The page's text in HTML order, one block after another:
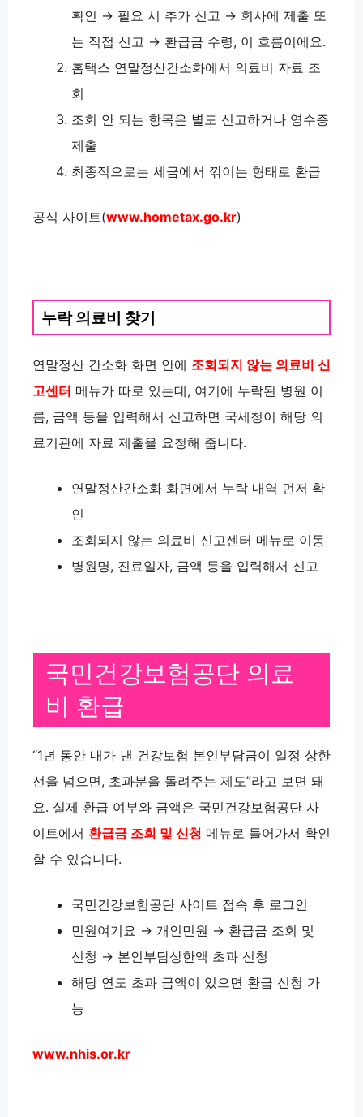
확인 → 필요 시 추가 신고 → 회사에 제출 또
는 직접 신고 → 환급금 수령, 이 흐름이에요.
홈택스 연말정산간소화에서 의료비 자료 조
회
조회 안 되는 항목은 별도 신고하거나 영수증
제출
최종적으로는 세금에서 깎이는 형태로 환급
공식 사이트(www.hometax.go.kr)
누락 의료비 찾기
연말정산 간소화 화면 안에 조회되지 않는 의료비 신
고센터 메뉴가 따로 있는데, 여기에 누락된 병원 이
름, 금액 등을 입력해서 신고하면 국세청이 해당 의
료기관에 자료 제출을 요청해 줍니다.
연말정산간소화 화면에서 누락 내역 먼저 확
인
조회되지 않는 의료비 신고센터 메뉴로 이동
병원명, 진료일자, 금액 등을 입력해서 신고
국민건강보험공단 의료
비 환급
“1년 동안 내가 낸 건강보험 본인부담금이 일정 상한
선을 넘으면, 초과분을 돌려주는 제도”라고 보면 돼
요. 실제 환급 여부와 금액은 국민건강보험공단 사
이트에서 환급금 조회 및 신청 메뉴로 들어가서 확인
할 수 있습니다.
국민건강보험공단 사이트 접속 후 로그인
민원여기요 → 개인민원 → 환급금 조회 및
신청 → 본인부담상한액 초과 신청
해당 연도 초과 금액이 있으면 환급 신청 가
능
www.nhis.or.kr